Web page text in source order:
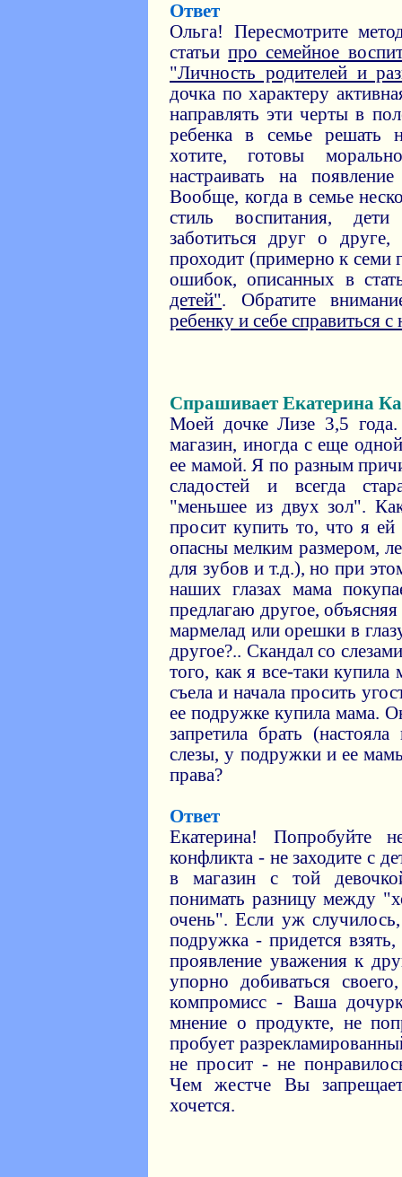
Ответ
Ольга! Пересмотрите
статьипро семейное
"Личность родителей и
дочка по характеру
направлять эти черты в
ребенка в семье решать
хотите, готовы
настраивать на
Вообще, когда в семье
стиль воспитания,
заботиться друг о
проходит (примерно к семи
ошибок, описанных в
детей". Обратите
ребенку и себе справиться
Спрашивает Екатерина
Моей дочке Лизе 3,5
магазин, иногда с еще
ее мамой. Я по разным
сладостей и всегда
"меньшее из двух зол".
просит купить то, что я
опасны мелким размером,
для зубов и т.д.), но при
наших глазах мама
предлагаю другое,
мармелад или орешки в
другое?.. Скандал со
того, как я все-таки
съела и начала просить
ее подружке купила мама.
запретила брать
слезы, у подружки и ее
права?
Ответ
Екатерина! Попробуйте
конфликта - не заходите с
в магазин с той
понимать разницу между
очень". Если уж
подружка - придется
проявление уважения к
упорно добиваться
компромисс - Ваша
мнение о продукте, не
пробует
не просит - не
Чем жестче Вы
хочется.